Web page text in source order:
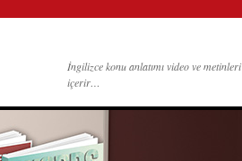
İngilizce konu anlatımı video ve metinleri
içerir…